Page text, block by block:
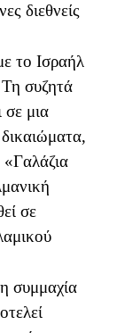
διεθνείς
το Ισραήλ
συζητά
σε μια
«Γαλάζια
σε
συμμαχία